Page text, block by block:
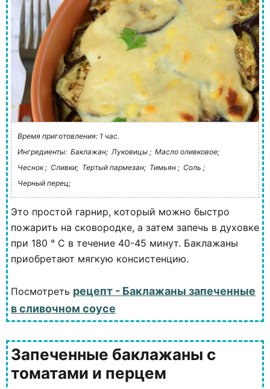
Время приготовления: 1 час.
Ингредиенты: Баклажан; Луковицы ; Масло оливковое;
Чеснок ; Сливки; Тертый пармезан; Тимьян ; Соль ;
Черный перец;
Это простой гарнир, который можно быстро
пожарить на сковородке, а затем запечь в духовке
при 180 ° C в течение 40-45 минут. Баклажаны
приобретают мягкую консистенцию.
Посмотреть рецепт - Баклажаны запеченные
в сливочном соусе
Запеченные баклажаны с
томатами и перцем